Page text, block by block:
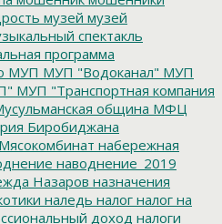
музей музей
спектакль
программа
МУП МУП "Водоканал" МУП
МУП "Транспортная компания
община МФЦ
Биробиджана
Мясокомбинат набережная
наводнение_2019
Назаров назначения
наледь налог налог на
доход налоги